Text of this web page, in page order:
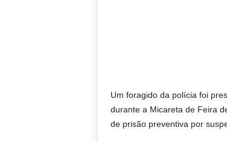
Um foragido da polícia foi
durante a Micareta de Feira
de prisão preventiva por